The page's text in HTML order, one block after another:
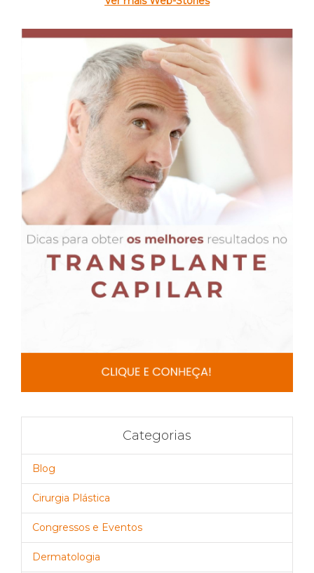
Categorias
Blog
Cirurgia Plástica
Congressos e Eventos
Dermatologia